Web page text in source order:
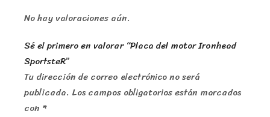
No hay valoraciones aún.
Sé el primero en valorar “Placa del motor Ironhead
SportsteR”
Tu dirección de correo electrónico no será
publicada. Los campos obligatorios están marcados
con *